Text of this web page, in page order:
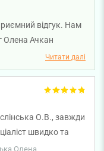
відгук. Нам
Олена Ачкан
та
лікування. Бажаємо
Читати далі
О.В., завжди
швидко та
Олена